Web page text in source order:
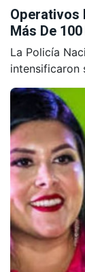
Operativos
Más De
La Policía
intensificaron